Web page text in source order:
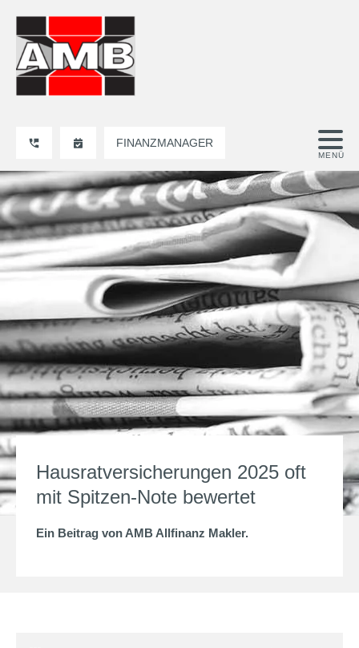
FINANZMANAGER
Hausratversicherungen 2025 oft
mit Spitzen-Note bewertet
Ein Beitrag von AMB Allfinanz Makler.